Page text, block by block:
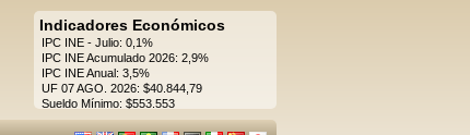
Indicadores Económicos
IPC INE - Julio: 0,1%
IPC INE Acumulado 2026: 2,9%
IPC INE Anual: 3,5%
UF 07 AGO. 2026: $40.844,79
Sueldo Mínimo: $553.553